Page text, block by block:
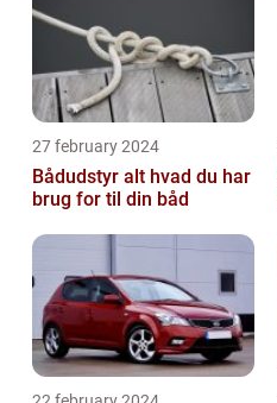
27 february 2024
Bådudstyr alt hvad du har
brug for til din båd